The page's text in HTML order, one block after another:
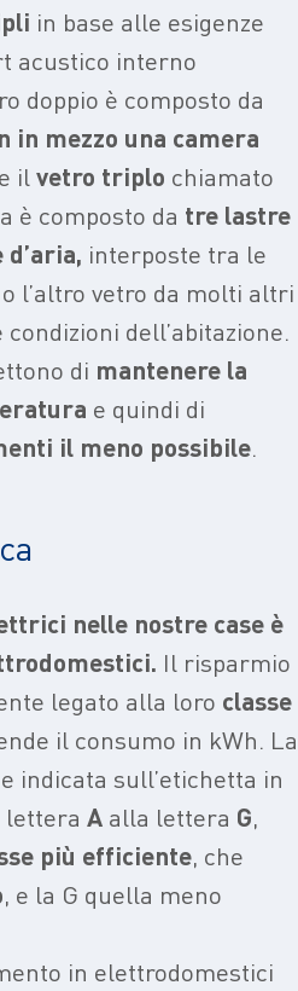
in base alle esigenze
acustico interno
doppio è composto da
in mezzo una camera
il vetro triplo chiamato
è composto da tre lastre
interposte tra le
l’altro vetro da molti altri
dell’abitazione.
di mantenere la
e quindi di
il meno possibile.
nelle nostre case è
Il risparmio
legato alla loro classe
il consumo in kWh. La
indicata sull’etichetta in
lettera A alla lettera G,
più efficiente, che
, e la G quella meno
in elettrodomestici